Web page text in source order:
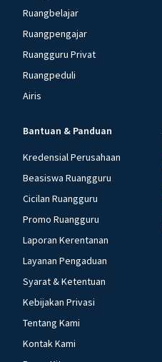
Ruangbelajar
Ruangpengajar
Ruangguru Privat
Ruangpeduli
Airis
Bantuan & Panduan
Kredensial Perusahaan
Beasiswa Ruangguru
Cicilan Ruangguru
Promo Ruangguru
Laporan Kerentanan
Layanan Pengaduan
Syarat & Ketentuan
Kebijakan Privasi
Tentang Kami
Kontak Kami